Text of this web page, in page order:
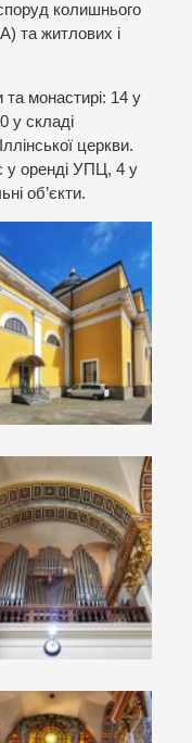
колишнього
та житлових і
монастирі: 14 у
у складі
церкви.
у оренді УПЦ, 4 у
об’єкти.